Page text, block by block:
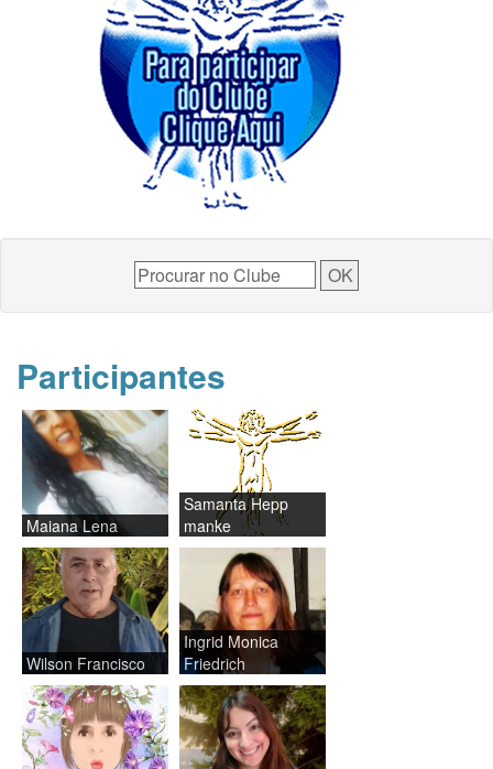
Participantes
Maiana Lena
Samanta Hepp
manke
Wilson Francisco
Ingrid Monica
Friedrich